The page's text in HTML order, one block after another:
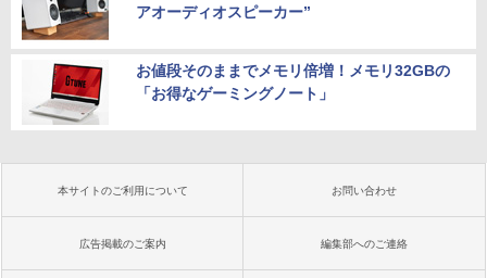
アオーディオスピーカー”
お値段そのままでメモリ倍増！メモリ32GBの
「お得なゲーミングノート」
本サイトのご利用について お問い合わせ
広告掲載のご案内 編集部へのご連絡